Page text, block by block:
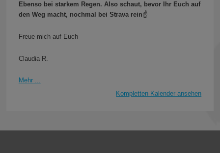
Ebenso bei starkem Regen. Also schaut, bevor Ihr Euch auf
den Weg macht, nochmal bei Strava rein☝️
Freue mich auf Euch
Claudia R.
Mehr ...
Kompletten Kalender ansehen